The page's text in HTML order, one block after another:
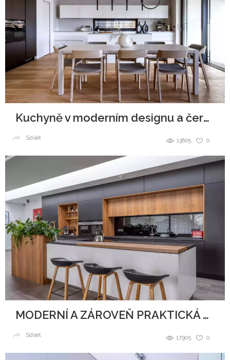
Kuchyně v moderním designu a černobílé kombinaci
0
13805
Sdílet
MODERNÍ A ZÁROVEŇ PRAKTICKÁ KUCHYNĚ
0
17905
Sdílet